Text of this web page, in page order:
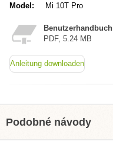
Model:
Mi 10T Pro
Benutzerhandbuch
PDF, 5.24 MB
Anleitung downloaden
Podobné návody